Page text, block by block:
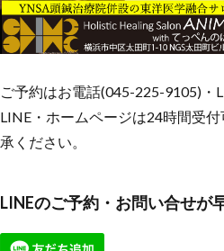
ご予約はお電話(045-225-9105)・
LINE・ホームページは24時間受
承ください。
LINEのご予約・お問い合せが